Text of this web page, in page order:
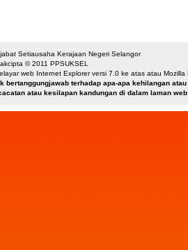
Setiausaha Kerajaan Negeri Selangor
© 2011 PPSUKSEL
web Internet Explorer versi 7.0 ke atas atau Mozilla
terhadap apa-apa kehilangan
atau kesilapan kandungan di dalam laman web